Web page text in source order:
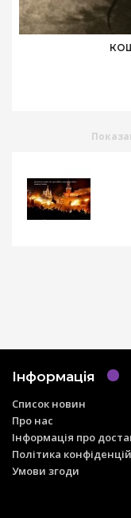
Інформація
Список новин
Про нас
Інформація про
Політика
Умови згоди